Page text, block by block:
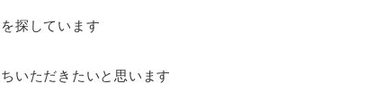
探しています
いただきたいと思います